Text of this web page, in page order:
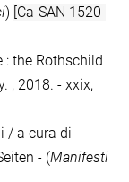
) [Ca-SAN 1520-
: the Rothschild
, 2018. - xxix,
/ a cura di
- (Manifesti